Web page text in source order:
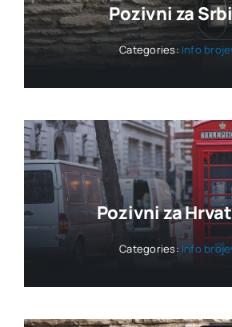
Pozivni za
Categories: Info
Pozivni za
Categories: Info